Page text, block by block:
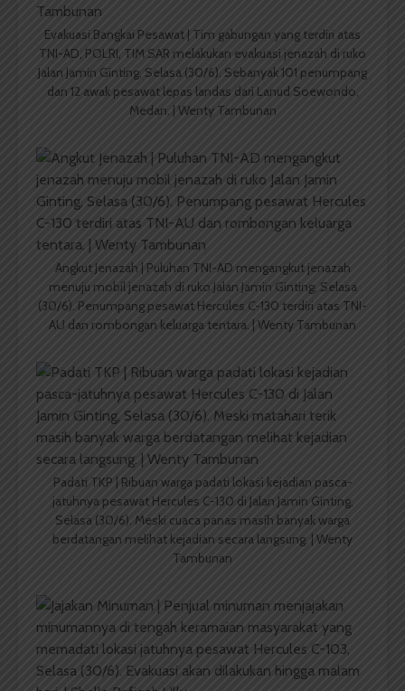
Evakuasi Bangkai Pesawat | Tim gabungan yang terdiri atas
TNI-AD, POLRI, TIM SAR melakukan evakuasi jenazah di ruko
Jalan Jamin Ginting, Selasa (30/6). Sebanyak 101 penumpang
dan 12 awak pesawat lepas landas dari Lanud Soewondo,
Medan. | Wenty Tambunan
Angkut Jenazah | Puluhan TNI-AD mengangkut jenazah
menuju mobil jenazah di ruko Jalan Jamin Ginting, Selasa
(30/6). Penumpang pesawat Hercules C-130 terdiri atas TNI-
AU dan rombongan keluarga tentara. | Wenty Tambunan
Padati TKP | Ribuan warga padati lokasi kejadian pasca-
jatuhnya pesawat Hercules C-130 di Jalan Jamin Ginting,
Selasa (30/6). Meski cuaca panas masih banyak warga
berdatangan melihat kejadian secara langsung. | Wenty
Tambunan